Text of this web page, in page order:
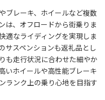
ブレーキ、ホイールなど複数
は、オフロードから街乗りま
適なライディングを実現しま
サスペンションも返礼品とし
も走行状況に合わせた細やか
いホイールや高性能ブレーキ
ランク上の乗り心地を目指す